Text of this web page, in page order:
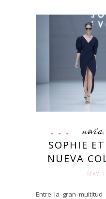
novia,
SOPHIE
NUEVA
MAY
Entre la gran